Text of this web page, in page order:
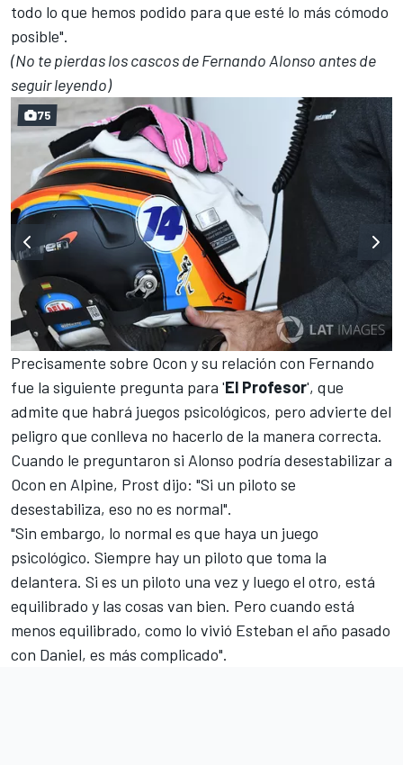
todo lo que hemos podido para que esté lo más cómodo
posible".
(No te pierdas los cascos de Fernando Alonso antes de
seguir leyendo)
75
Precisamente sobre Ocon y su relación con Fernando
fue la siguiente pregunta para 'El Profesor', que
admite que habrá juegos psicológicos, pero advierte del
peligro que conlleva no hacerlo de la manera correcta.
Cuando le preguntaron si Alonso podría desestabilizar a
Ocon en Alpine, Prost dijo: "Si un piloto se
desestabiliza, eso no es normal".
"Sin embargo, lo normal es que haya un juego
psicológico. Siempre hay un piloto que toma la
delantera. Si es un piloto una vez y luego el otro, está
equilibrado y las cosas van bien. Pero cuando está
menos equilibrado, como lo vivió Esteban el año pasado
con Daniel, es más complicado".